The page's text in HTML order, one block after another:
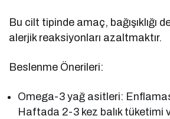
Bu cilt tipinde amaç, bağışıklığı
alerjik reaksiyonları azaltmaktır.
Beslenme Önerileri:
Omega-3 yağ asitleri:
Haftada 2-3 kez balık tüketimi